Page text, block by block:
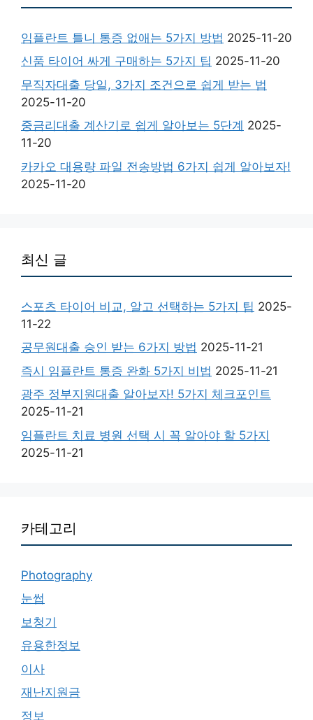
임플란트 틀니 통증 없애는 5가지 방법 2025-11-20
신품 타이어 싸게 구매하는 5가지 팁 2025-11-20
무직자대출 당일, 3가지 조건으로 쉽게 받는 법
2025-11-20
중금리대출 계산기로 쉽게 알아보는 5단계 2025-
11-20
카카오 대용량 파일 전송방법 6가지 쉽게 알아보자!
2025-11-20
최신 글
스포츠 타이어 비교, 알고 선택하는 5가지 팁 2025-
11-22
공무원대출 승인 받는 6가지 방법 2025-11-21
즉시 임플란트 통증 완화 5가지 비법 2025-11-21
광주 정부지원대출 알아보자! 5가지 체크포인트
2025-11-21
임플란트 치료 병원 선택 시 꼭 알아야 할 5가지
2025-11-21
카테고리
Photography
눈썹
보청기
유용한정보
이사
재난지원금
정보